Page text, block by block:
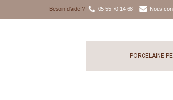
Besoin d'aide ? 05 55 70 14 68 Nous
PORCELAINE